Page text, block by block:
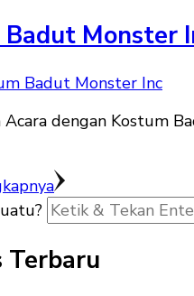
Monster
Acara dengan Kostum
Terbaru